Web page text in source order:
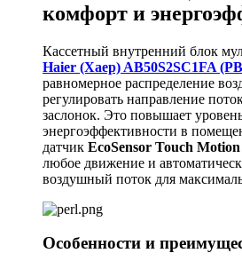
комфорт и
Кассетный внутренний блок
Haier (Хаер) AB50S2SC1FA
равномерное распределение
регулировать направление
заслонок. Это повышает
энергоэффективности в
датчик EcoSensor Touch Motion
любое движение и
воздушный поток для
Особенности и